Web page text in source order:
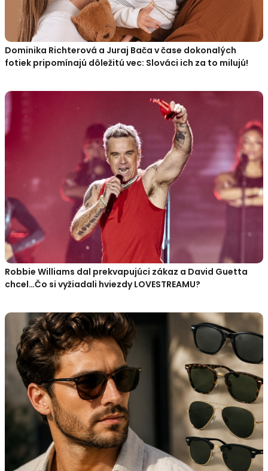
Dominika Richterová a Juraj Bača v čase dokonalých
fotiek pripomínajú dôležitú vec: Slováci ich za to milujú!
Robbie Williams dal prekvapujúci zákaz a David Guetta
chcel…Čo si vyžiadali hviezdy LOVESTREAMU?